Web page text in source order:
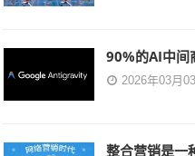
90%的AI中间
2026年03月
整合营销是一